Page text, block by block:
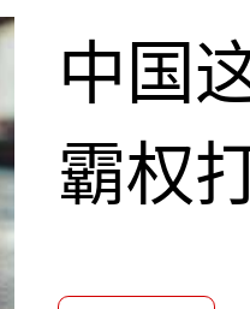
中国
霸权